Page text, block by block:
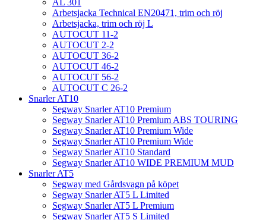
Arbetsjacka Technical EN20471, trim och röj
Arbetsjacka, trim och röj L
AUTOCUT 11-2
AUTOCUT 2-2
AUTOCUT 36-2
AUTOCUT 46-2
AUTOCUT 56-2
AUTOCUT C 26-2
Snarler AT10
Segway Snarler AT10 Premium
Segway Snarler AT10 Premium ABS TOURING
Segway Snarler AT10 Premium Wide
Segway Snarler AT10 Premium Wide
Segway Snarler AT10 Standard
Segway Snarler AT10 WIDE PREMIUM MUD
Snarler AT5
Segway med Gårdsvagn på köpet
Segway Snarler AT5 L Limited
Segway Snarler AT5 L Premium
Segway Snarler AT5 S Limited